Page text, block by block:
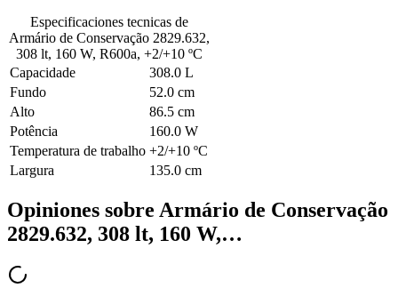
Especificaciones tecnicas de
Armário de Conservação 2829.632,
308 lt, 160 W, R600a, +2/+10 ºC
Capacidade
308.0 L
Fundo
52.0 cm
Alto
86.5 cm
Potência
160.0 W
Temperatura de trabalho +2/+10 ºC
Largura
135.0 cm
Opiniones sobre Armário de Conservação
2829.632, 308 lt, 160 W,…